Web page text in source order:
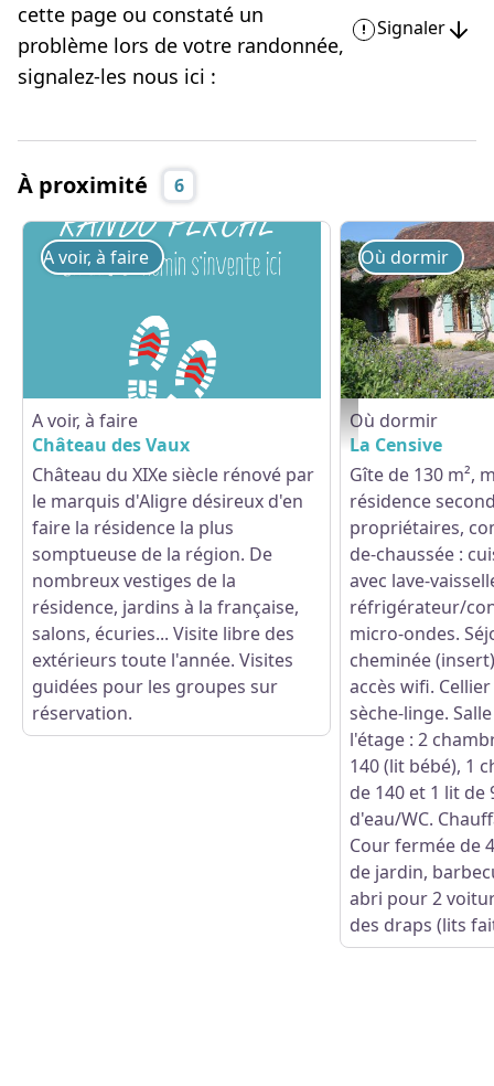
cette page ou constaté un
problème lors de votre randonnée,
signalez-les nous ici :
Signaler
À proximité 6
A voir, à faire
A voir, à faire
Château des Vaux
Château du XIXe siècle rénové par
le marquis d'Aligre désireux d'en
faire la résidence la plus
somptueuse de la région. De
nombreux vestiges de la
résidence, jardins à la française,
salons, écuries... Visite libre des
extérieurs toute l'année. Visites
guidées pour les groupes sur
réservation.
La Censive - CDT 28
Où dormir
Où dormir
La Censive
Gîte de 130 m²,
résidence
propriétaires,
de-chaussée :
avec lave-
réfrigérateur/
micro-ondes.
cheminée
accès wifi.
sèche-linge.
l'étage : 2
140 (lit bébé), 1
de 140 et 1 lit de
d'eau/WC.
Cour fermée de
de jardin,
abri pour 2
des draps (lits